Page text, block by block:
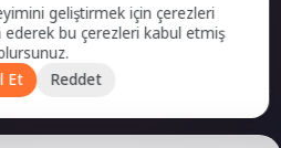
geliştirmek için çerezleri
ederek bu çerezleri kabul etmiş
Et
Reddet